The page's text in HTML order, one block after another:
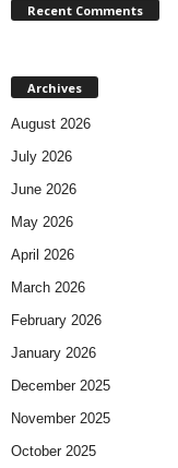
Recent Comments
Archives
August 2026
July 2026
June 2026
May 2026
April 2026
March 2026
February 2026
January 2026
December 2025
November 2025
October 2025